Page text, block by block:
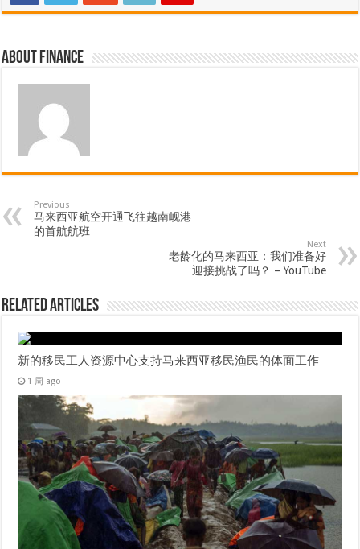
About finance
Previous
马来西亚航空开通飞往越南岘港
的首航航班
Next
老龄化的马来西亚：我们准备好
迎接挑战了吗？ – YouTube
Related Articles
新的移民工人资源中心支持马来西亚移民渔民的体面工作
1 周 ago